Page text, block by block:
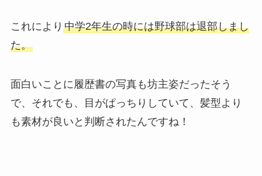
これにより 中学2年生の時には野球部は退部しまし
た。
面白いことに履歴書の写真も坊主姿だったそう
で、それでも、目がぱっちりしていて、髪型より
も素材が良いと判断されたんですね！